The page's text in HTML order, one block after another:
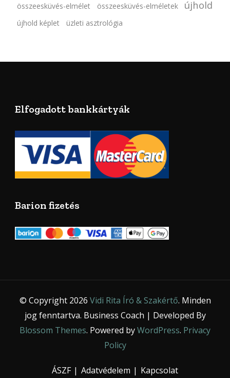
összeesküvés-elmélet
összeesküvés-elméletek újhold
újhold képlet üzleti asztrológia
Elfogadott bankkártyák
Barion fizetés
© Copyright 2026 Vidi Rita Író & Szakértő. Minden
jog fenntartva. Business Coach | Developed By
Blossom Themes. Powered byWordPress. Privacy
Policy
ÁSZF Adatvédelem Kapcsolat